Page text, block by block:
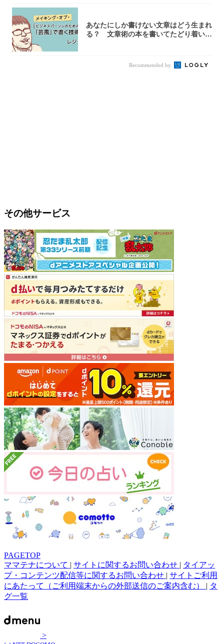
あなたにしか書けない文章はどう生まれ
る？ 文章術の本を書いてたどり着いた
Recommended by
その他サービス
PAGETOP
ママテナについて | サイトに関するお問い合わせ | タイアッ
プ・コンテンツ配信等に関するお問い合わせ | サイトご利用
にあたって（ご利用端末からの外部送信のご案内含む） | タ
グ一覧
>